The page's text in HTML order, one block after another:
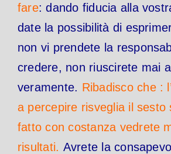
fare: dando fiducia alla
date la possibilità di
non vi prendete la
credere, non riuscirete mai
veramente. Ribadisco che :
a percepire risveglia il sesto
fatto con costanza vedrete
risultati. Avrete la